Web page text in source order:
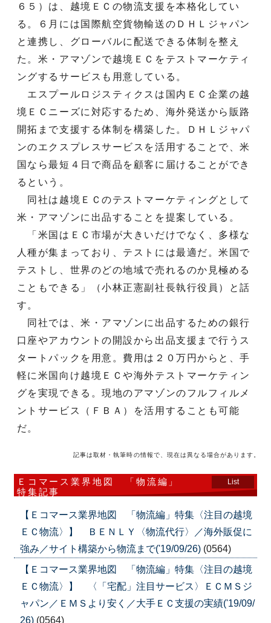
６５）は、越境ＥＣの物流支援を本格化してい
る。６月には国際航空貨物輸送のＤＨＬジャパン
と連携し、グローバルに配送できる体制を整え
た。米・アマゾンで越境ＥＣをテストマーケティ
ングするサービスも用意している。
エスプールロジスティクスは国内ＥＣ企業の越
境ＥＣニーズに対応するため、海外発送から販路
開拓まで支援する体制を構築した。ＤＨＬジャパ
ンのエクスプレスサービスを活用することで、米
国なら最短４日で商品を顧客に届けることができ
るという。
同社は越境ＥＣのテストマーケティングとして
米・アマゾンに出品することを提案している。
「米国はＥＣ市場が大きいだけでなく、多様な
人種が集まっており、テストには最適だ。米国で
テストし、世界のどの地域で売れるのか見極める
こともできる」（小林正憲副社長執行役員）と話
す。
同社では、米・アマゾンに出品するための銀行
口座やアカウントの開設から出品支援まで行うス
タートパックを用意。費用は２０万円からと、手
軽に米国向け越境ＥＣや海外テストマーケティン
グを実現できる。現地のアマゾンのフルフィルメ
ントサービス（ＦＢＡ）を活用することも可能
だ。
記事は取材・執筆時の情報で、現在は異なる場合があります。
Ｅコマース業界地図 「物流編」
特集記事
List
【Ｅコマース業界地図 「物流編」特集〈注目の越境
ＥＣ物流〉】 ＢＥＮＬＹ〈物流代行〉／海外販促に
強み／サイト構築から物流まで('19/09/26) (0564)
【Ｅコマース業界地図 「物流編」特集〈注目の越境
ＥＣ物流〉】 〈「宅配」注目サービス〉ＥＣＭＳジ
ャパン／ＥＭＳより安く／大手ＥＣ支援の実績('19/09/
26) (0564)